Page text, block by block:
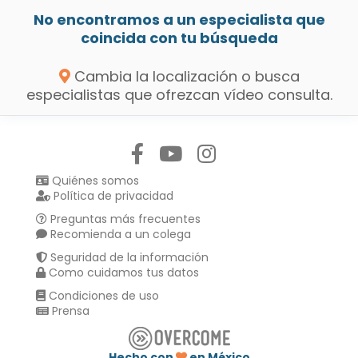
No encontramos a un especialista que
coincida con tu búsqueda
Cambia la localización o busca
especialistas que ofrezcan vídeo consulta.
Quiénes somos
Política de privacidad
Preguntas más frecuentes
Recomienda a un colega
Seguridad de la información
Como cuidamos tus datos
Condiciones de uso
Prensa